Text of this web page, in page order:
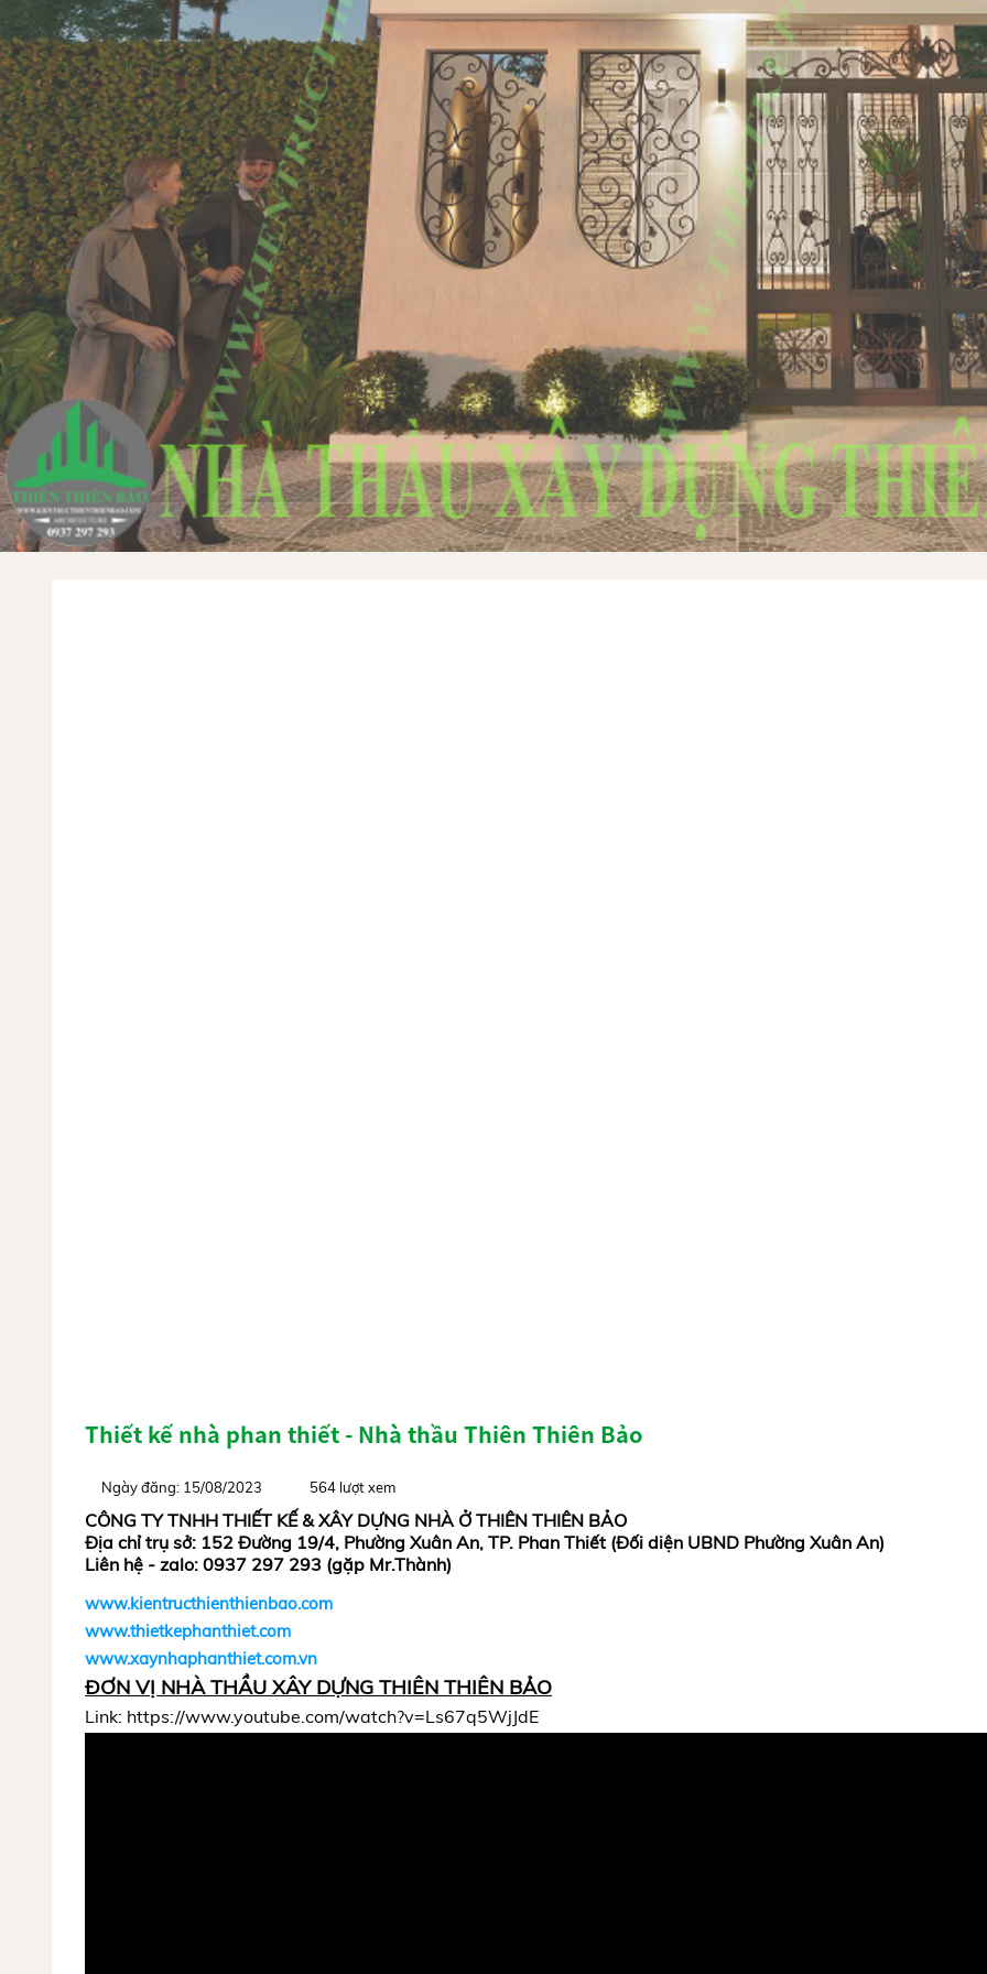
Thiết kế nhà phan thiết - Nhà thầu Thiên Thiên Bảo
Ngày đăng: 15/08/2023 564 lượt xem
CÔNG TY TNHH THIẾT KẾ & XÂY DỰNG NHÀ Ở THIÊN THIÊN BẢO
Địa chỉ trụ sở: 152 Đường 19/4, Phường Xuân An, TP. Phan Thiết (Đối diện UBND Phường Xuân An)
Liên hệ - zalo: 0937 297 293 (gặp Mr.Thành)
www.kientructhienthienbao.com
www.thietkephanthiet.com
www.xaynhaphanthiet.com.vn
ĐƠN VỊ NHÀ THẦU XÂY DỰNG THIÊN THIÊN BẢO
Link: https://www.youtube.com/watch?v=Ls67q5WjJdE